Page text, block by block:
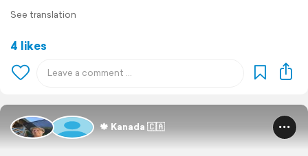
See translation
4 likes
🍁 Kanada 🇨🇦